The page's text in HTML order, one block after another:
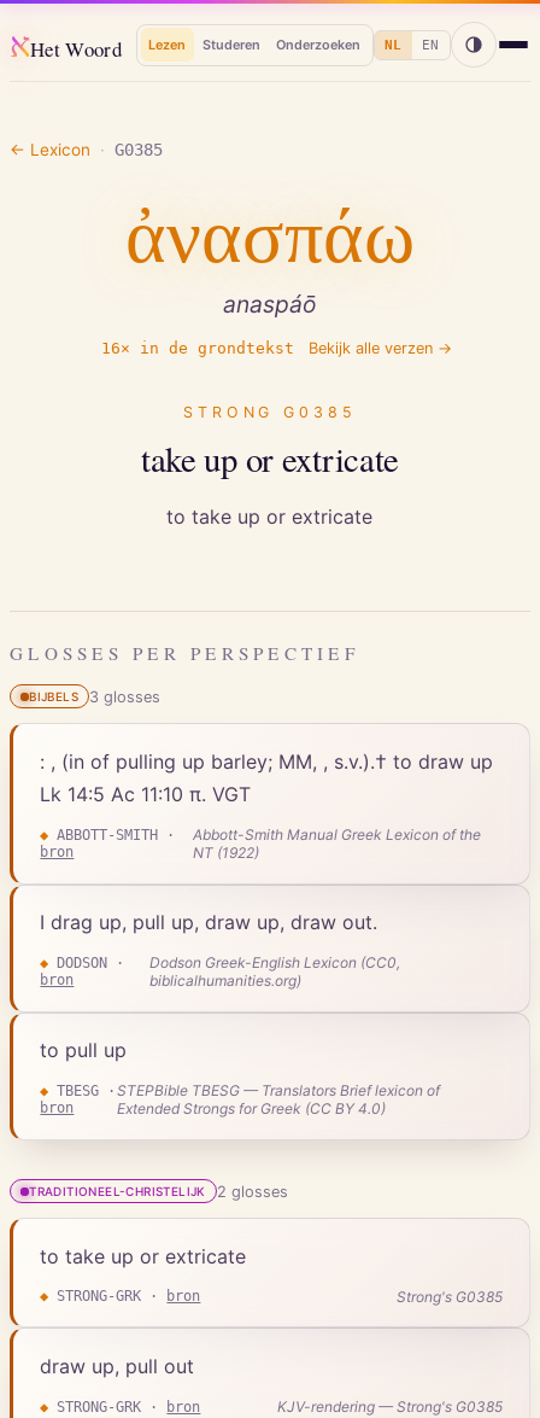
אHet Woord Lezen Studeren Onderzoeken NL EN
← Lexicon · G0385
ἀνασπάω
anaspáō
16× in de grondtekst Bekijk alle verzen →
STRONGG0385
take up or extricate
to take up or extricate
GLOSSES PER PERSPECTIEF
BIJBELS 3glosses
: , (in of pulling up barley; MM, , s.v.).† to draw up
Lk 14:5 Ac 11:10 π. VGT
◆ ABBOTT-SMITH ·
bron
Abbott-Smith Manual Greek Lexicon of the
NT (1922)
I drag up, pull up, draw up, draw out.
◆ DODSON ·
bron
Dodson Greek-English Lexicon (CC0,
biblicalhumanities.org)
to pull up
◆ TBESG ·
bron
STEPBible TBESG — Translators Brief lexicon of
Extended Strongs for Greek (CC BY 4.0)
TRADITIONEEL-CHRISTELIJK 2 glosses
to take up or extricate
◆ STRONG-GRK · bron Strong's G0385
draw up, pull out
◆ STRONG-GRK · bron KJV-rendering — Strong's G0385